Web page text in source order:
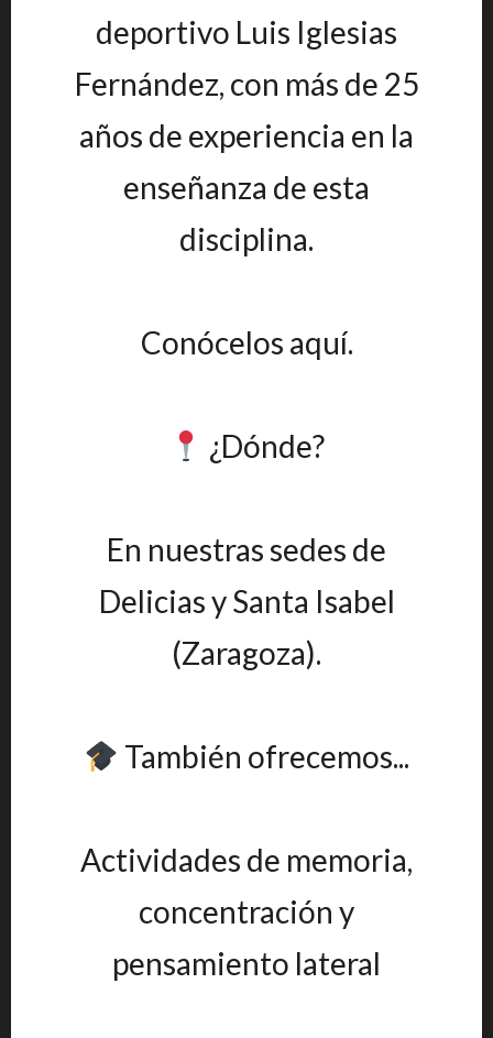
deportivo Luis Iglesias
Fernández, con más de 25
años de experiencia en la
enseñanza de esta
disciplina.
Conócelos aquí.
¿Dónde?
En nuestras sedes de
Delicias y Santa Isabel
(Zaragoza).
También ofrecemos...
Actividades de memoria,
concentración y
pensamiento lateral